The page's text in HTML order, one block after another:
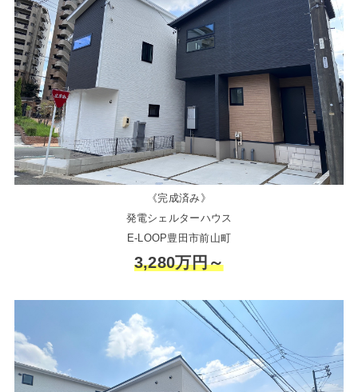
《完成済み》
発電シェルターハウス
E-LOOP豊田市前山町
3,280万円～